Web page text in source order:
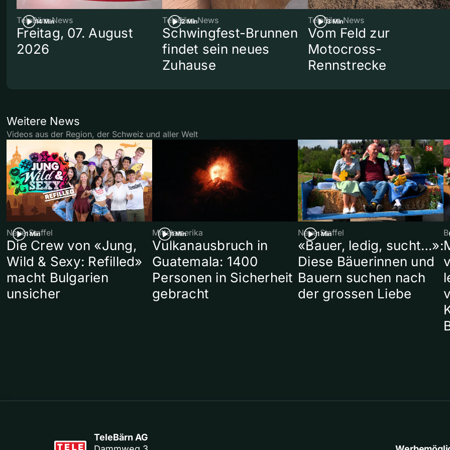
14 Min
TeleBärn News
Freitag, 07. August
2026
2 Min
TeleBärn News
Schwingfest-Brunnen
findet sein neues
Zuhause
3 Min
TeleBärn News
Vom Feld zur
Motocross-
Rennstrecke
Weitere News
Videos aus der Region, der Schweiz und aller Welt
1 Min
Neue Staffel
Die Crew von «Jung,
Wild & Sexy: Refilled»
macht Bulgarien
unsicher
1 Min
Mittelamerika
Vulkanausbruch in
Guatemala: 1400
Personen in Sicherheit
gebracht
1 Min
Neue Staffel
«Bauer, ledig, sucht…»:
Diese Bäuerinnen und
Bauern suchen nach
der grossen Liebe
TeleBärn AG